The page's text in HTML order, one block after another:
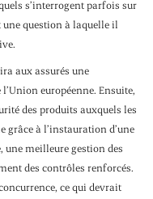
s’interrogent parfois sur
une question à laquelle il
aux assurés une
européenne. Ensuite,
des produits auxquels les
grâce à l’instauration d’une
une meilleure gestion des
des contrôles renforcés.
ce qui devrait